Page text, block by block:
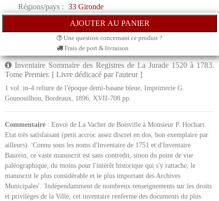
Régions/pays :
33 Gironde
Une question concernant ce produit ?
Frais de port & livraison
Inventaire Sommaire des Registres de La Jurade 1520 à 1783.
Tome Premier. [ Livre dédicacé par l'auteur ]
1 vol. in-4 reliure de l'époque demi-basane bleue, Imprimerie G.
Gounouilhou, Bordeaux, 1896, XVII-708 pp.
Commentaire : Envoi de La Vacher de Boisville à Monsieur P. Hochart.
Etat très satisfaisant (petit accroc assez discret en dos, bon exemplaire par
ailleurs). 'Connu sous les noms d'Inventaire de 1751 et d'Inventaire
Baurein, ce vaste manuscrit est sans contredit, sinon du point de vue
paléographique, du moins pour l'intérêt historique qui s'y rattache, le
manuscrit le plus considérable et le plus important des Archives
Municipales'. 'Indépendamment de nombreux renseignements sur les droits
et privilèges de la Ville, cet inventaire renferme des documents du plus